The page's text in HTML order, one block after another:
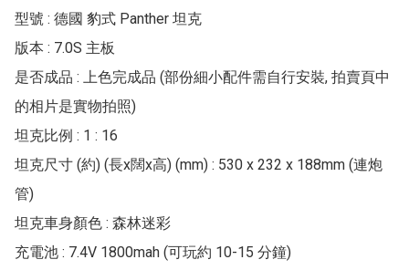
型號 : 德國 豹式 Panther 坦克
版本 : 7.0S 主板
是否成品 : 上色完成品 (部份細小配件需自行安裝, 拍賣頁中
的相片是實物拍照)
坦克比例 : 1 : 16
坦克尺寸 (約) (長x闊x高) (mm) : 530 x 232 x 188mm (連炮
管)
坦克車身顏色 : 森林迷彩
充電池 : 7.4V 1800mah (可玩約 10-15 分鐘)